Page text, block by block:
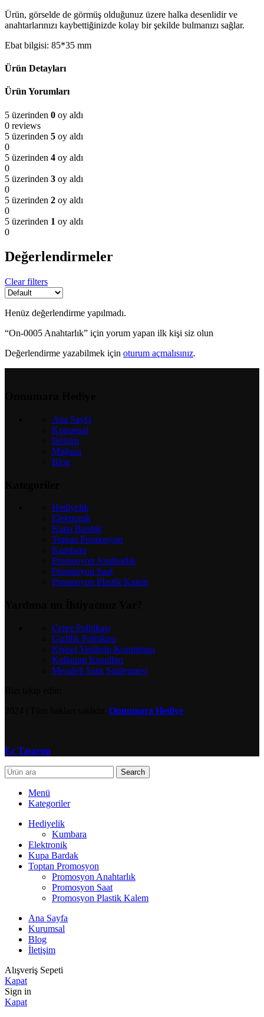
Ürün, görselde de görmüş olduğunuz üzere halka desenlidir ve
anahtarlarınızı kaybettiğinizde kolay bir şekilde bulmanızı sağlar.
Ebat bilgisi: 85*35 mm
Ürün Detayları
Ürün Yorumları
5 üzerinden 0 oy aldı
0 reviews
5 üzerinden 5 oy aldı
0
5 üzerinden 4 oy aldı
0
5 üzerinden 3 oy aldı
0
5 üzerinden 2 oy aldı
0
5 üzerinden 1 oy aldı
0
Değerlendirmeler
Clear filters
Henüz değerlendirme yapılmadı.
“On-0005 Anahtarlık” için yorum yapan ilk kişi siz olun
Değerlendirme yazabilmek için oturum açmalısınız.
Ana Sayfa
Kurumsal
İletişim
Mağaza
Blog
Hediyelik
Elektronik
Kupa Bardak
Toptan Promosyon
Kumbara
Promosyon Anahtarlık
Promosyon Saat
Promosyon Plastik Kalem
Çerez Politikası
Gizlilik Politikası
Kişisel Verilerin Korunması
Kullanım Koşulları
Mesafeli Satış Sözleşmesi
Onnumara Hediye
Ec Tasarım
Search
Menü
Kategoriler
Hediyelik
Kumbara
Elektronik
Kupa Bardak
Toptan Promosyon
Promosyon Anahtarlık
Promosyon Saat
Promosyon Plastik Kalem
Ana Sayfa
Kurumsal
Blog
İletişim
Alışveriş Sepeti
Kapat
Sign in
Kapat